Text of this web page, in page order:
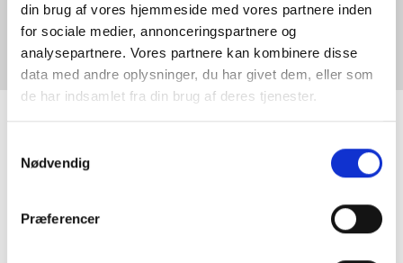
din brug af vores hjemmeside med vores partnere inden
for sociale medier, annonceringspartnere og
analysepartnere. Vores partnere kan kombinere disse
data med andre oplysninger, du har givet dem, eller som
de har indsamlet fra din brug af deres tjenester.
Nødvendig
Præferencer
Du skal acceptere marketing cookies for at se dette indhold.
Klik herfor at ændre dine cookie indstillinger.